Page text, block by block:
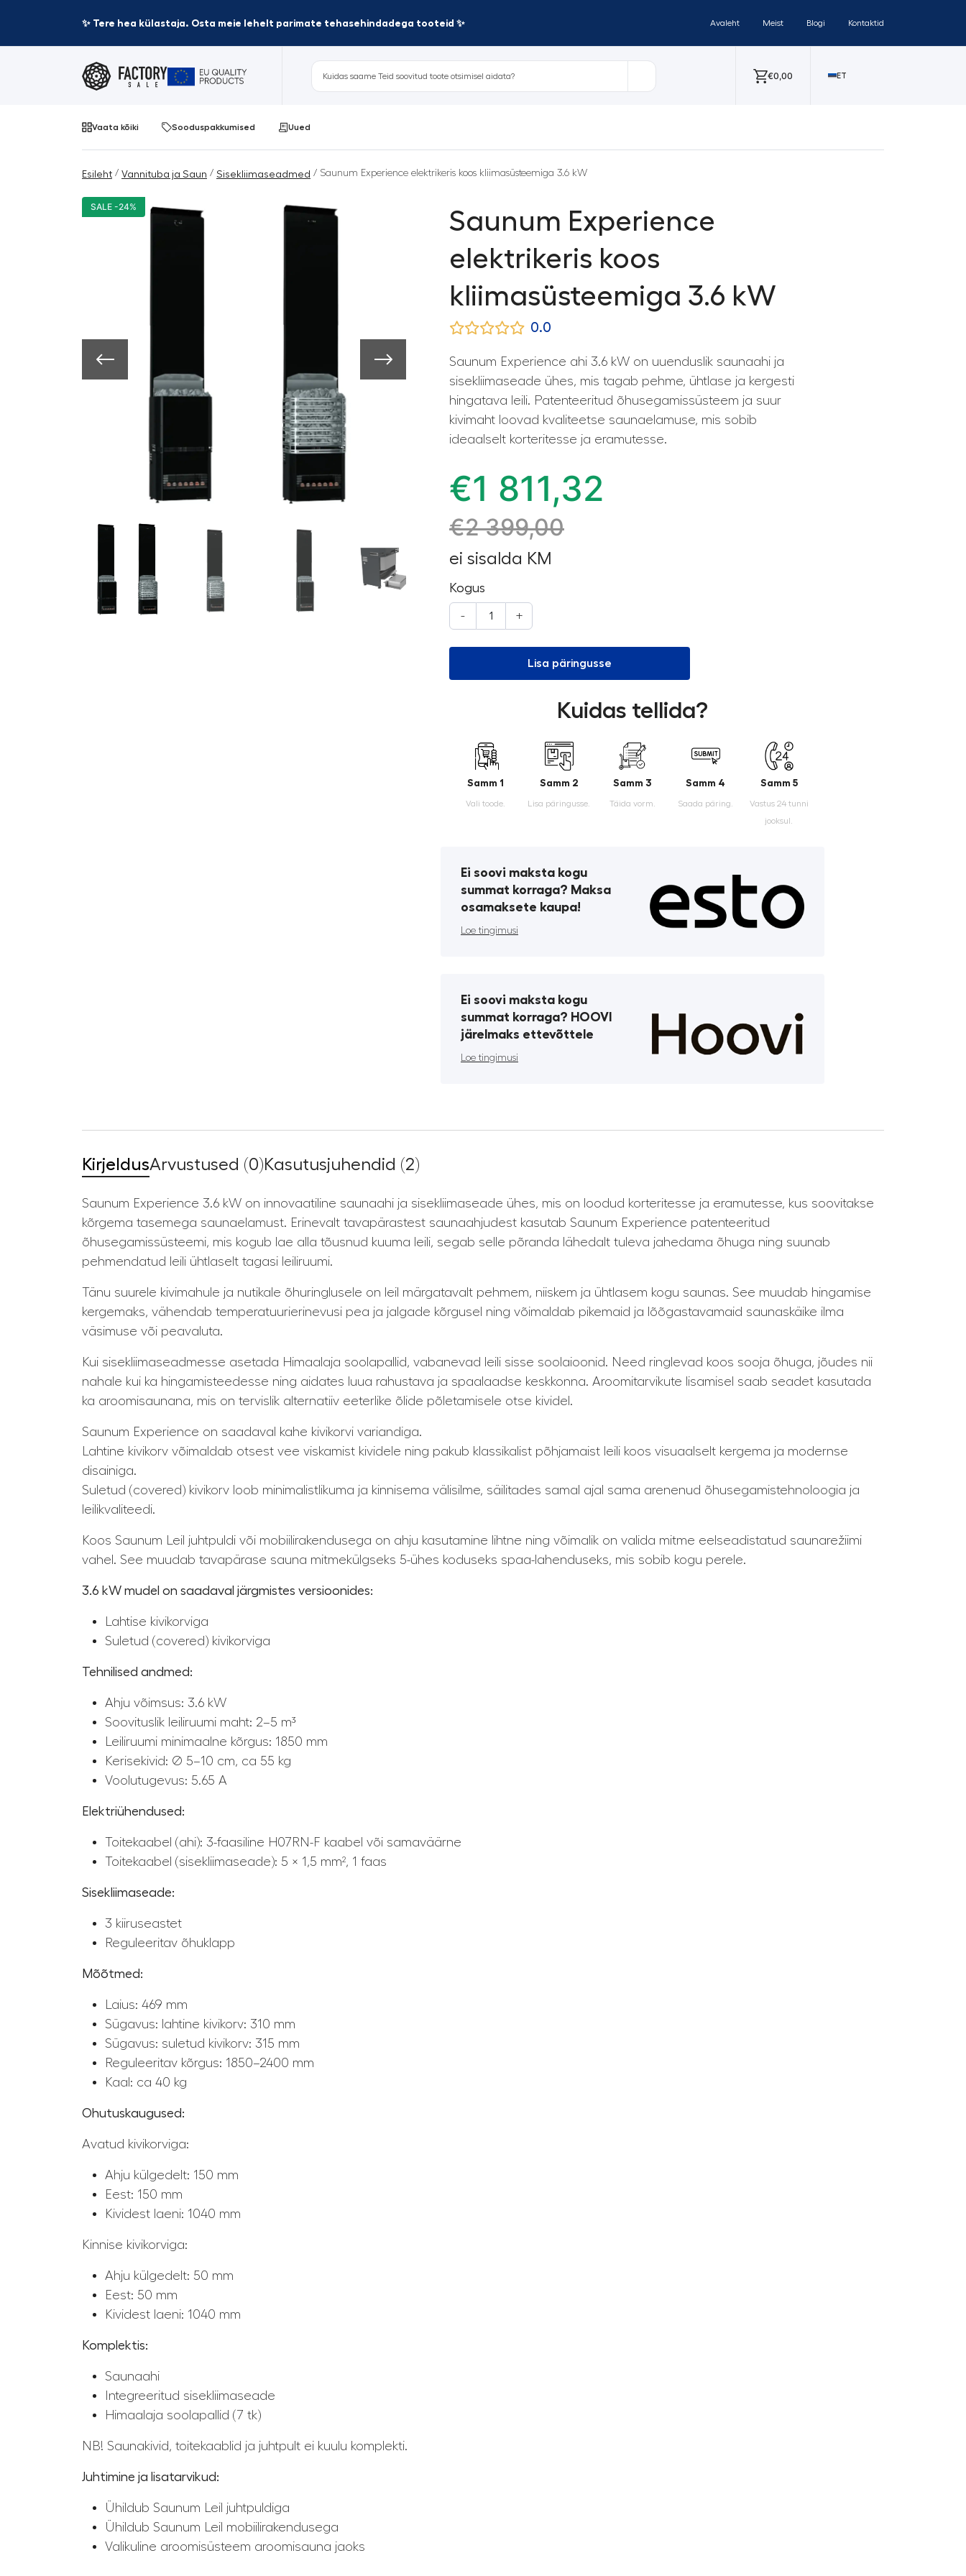
✨ Tere hea külastaja. Osta meie lehelt parimate tehasehindadega tooteid ✨ Avaleht Meist Blogi Kontaktid
€0,00 ET
Vaata kõiki Sooduspakkumised Uued
Esileht / Vannituba ja Saun / Sisekliimaseadmed / Saunum Experience elektrikeris koos kliimasüsteemiga 3.6 kW
SALE -24%
Saunum Experience
elektrikeris koos
kliimasüsteemiga 3.6 kW
0.0
Saunum Experience ahi 3.6 kW on uuenduslik saunaahi ja
sisekliimaseade ühes, mis tagab pehme, ühtlase ja kergesti
hingatava leili. Patenteeritud õhusegamissüsteem ja suur
kivimaht loovad kvaliteetse saunaelamuse, mis sobib
ideaalselt korteritesse ja eramutesse.
€1 811,32
€2 399,00
ei sisalda KM
Kogus
- +
Lisa päringusse
Kuidas tellida?
Samm 1
Vali toode.
Samm 2
Lisa päringusse.
Samm 3
Täida vorm.
Samm 4
Saada päring.
Samm 5
Vastus 24 tunni
jooksul.
Ei soovi maksta kogu
summat korraga? Maksa
osamaksete kaupa!
Loe tingimusi
Ei soovi maksta kogu
summat korraga? HOOVI
järelmaks ettevõttele
Loe tingimusi
KirjeldusArvustused (0)Kasutusjuhendid (2)
Saunum Experience 3.6 kW on innovaatiline saunaahi ja sisekliimaseade ühes, mis on loodud korteritesse ja eramutesse, kus soovitakse
kõrgema tasemega saunaelamust. Erinevalt tavapärastest saunaahjudest kasutab Saunum Experience patenteeritud
õhusegamissüsteemi, mis kogub lae alla tõusnud kuuma leili, segab selle põranda lähedalt tuleva jahedama õhuga ning suunab
pehmendatud leili ühtlaselt tagasi leiliruumi.
Tänu suurele kivimahule ja nutikale õhuringlusele on leil märgatavalt pehmem, niiskem ja ühtlasem kogu saunas. See muudab hingamise
kergemaks, vähendab temperatuurierinevusi pea ja jalgade kõrgusel ning võimaldab pikemaid ja lõõgastavamaid saunaskäike ilma
väsimuse või peavaluta.
Kui sisekliimaseadmesse asetada Himaalaja soolapallid, vabanevad leili sisse soolaioonid. Need ringlevad koos sooja õhuga, jõudes nii
nahale kui ka hingamisteedesse ning aidates luua rahustava ja spaalaadse keskkonna. Aroomitarvikute lisamisel saab seadet kasutada
ka aroomisaunana, mis on tervislik alternatiiv eeterlike õlide põletamisele otse kividel.
Saunum Experience on saadaval kahe kivikorvi variandiga.
Lahtine kivikorv võimaldab otsest vee viskamist kividele ning pakub klassikalist põhjamaist leili koos visuaalselt kergema ja modernse
disainiga.
Suletud (covered) kivikorv loob minimalistlikuma ja kinnisema välisilme, säilitades samal ajal sama arenenud õhusegamistehnoloogia ja
leilikvaliteedi.
Koos Saunum Leil juhtpuldi või mobiilirakendusega on ahju kasutamine lihtne ning võimalik on valida mitme eelseadistatud saunarežiimi
vahel. See muudab tavapärase sauna mitmekülgseks 5-ühes koduseks spaa-lahenduseks, mis sobib kogu perele.
3.6 kW mudel on saadaval järgmistes versioonides:
Lahtise kivikorviga
Suletud (covered) kivikorviga
Tehnilised andmed:
Ahju võimsus: 3.6 kW
Soovituslik leiliruumi maht: 2–5 m³
Leiliruumi minimaalne kõrgus: 1850 mm
Kerisekivid: Ø 5–10 cm, ca 55 kg
Voolutugevus: 5.65 A
Elektriühendused:
Toitekaabel (ahi): 3-faasiline H07RN-F kaabel või samaväärne
Toitekaabel (sisekliimaseade): 5 × 1,5 mm², 1 faas
Sisekliimaseade:
3 kiiruseastet
Reguleeritav õhuklapp
Mõõtmed:
Laius: 469 mm
Sügavus: lahtine kivikorv: 310 mm
Sügavus: suletud kivikorv: 315 mm
Reguleeritav kõrgus: 1850–2400 mm
Kaal: ca 40 kg
Ohutuskaugused:
Avatud kivikorviga:
Ahju külgedelt: 150 mm
Eest: 150 mm
Kividest laeni: 1040 mm
Kinnise kivikorviga:
Ahju külgedelt: 50 mm
Eest: 50 mm
Kividest laeni: 1040 mm
Komplektis:
Saunaahi
Integreeritud sisekliimaseade
Himaalaja soolapallid (7 tk)
NB! Saunakivid, toitekaablid ja juhtpult ei kuulu komplekti.
Juhtimine ja lisatarvikud:
Ühildub Saunum Leil juhtpuldiga
Ühildub Saunum Leil mobiilirakendusega
Valikuline aroomisüsteem aroomisauna jaoks